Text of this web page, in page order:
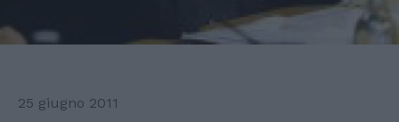
25 giugno 2011